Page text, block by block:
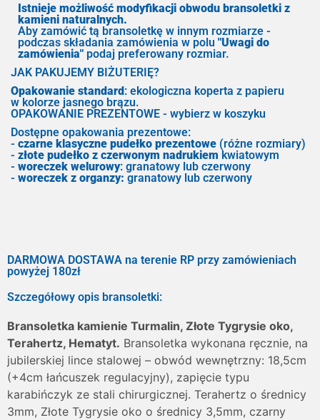
Istnieje możliwość modyfikacji obwodu bransoletki z
kamieni naturalnych.
Aby zamówić tą bransoletkę w innym rozmiarze -
podczas składania zamówienia w polu "Uwagi do
zamówienia" podaj preferowany rozmiar.
JAK PAKUJEMY BIŻUTERIĘ?
Opakowanie standard: ekologiczna koperta z papieru
w kolorze jasnego brązu.
OPAKOWANIE PREZENTOWE - wybierz w koszyku
Dostępne opakowania prezentowe:
- czarne klasyczne pudełko prezentowe (różne rozmiary)
- złote pudełko z czerwonym nadrukiem kwiatowym
- woreczek welurowy: granatowy lub czerwony
- woreczek z organzy: granatowy lub czerwony
DARMOWA DOSTAWA na terenie RP przy zamówieniach
powyżej 180zł
Szczegółowy opis bransoletki:
Bransoletka kamienie Turmalin, Złote Tygrysie oko,
Terahertz, Hematyt. Bransoletka wykonana ręcznie, na
jubilerskiej lince stalowej – obwód wewnętrzny: 18,5cm
(+4cm łańcuszek regulacyjny), zapięcie typu
karabińczyk ze stali chirurgicznej. Terahertz o średnicy
3mm, Złote Tygrysie oko o średnicy 3,5mm, czarny